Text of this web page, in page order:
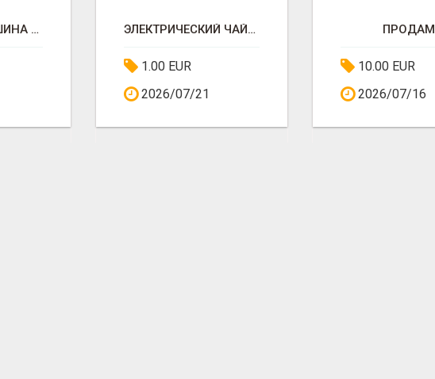
КОФЕЙНАЯ МАШИНА PHILIPS SENSEO ЭЛЕКТРИЧЕСКИЙ ЧАЙНИК
1.00 EUR
2026/07/21
ПРОДАМ
10.00 EUR
2026/07/16